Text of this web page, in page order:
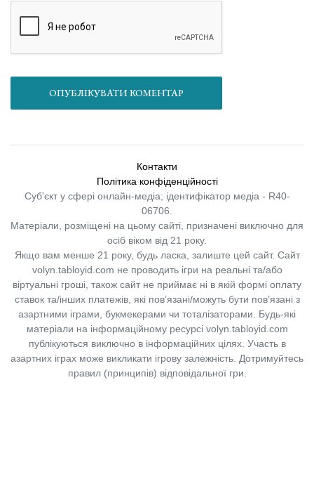
ОПУБЛІКУВАТИ КОМЕНТАР
Контакти
Політика конфіденційності
Суб'єкт у сфері онлайн-медіа; ідентифікатор медіа - R40-
06706.
Матеріали, розміщені на цьому сайті, призначені виключно для
осіб віком від 21 року.
Якщо вам менше 21 року, будь ласка, залиште цей сайт. Сайт
volyn.tabloyid.com не проводить ігри на реальні та/або
віртуальні гроші, також сайт не приймає ні в якій формі оплату
ставок та/інших платежів, які пов’язані/можуть бути пов’язані з
азартними іграми, букмекерами чи тоталізаторами. Будь-які
матеріали на інформаційному ресурсі volyn.tabloyid.com
публікуються виключно в інформаційних цілях. Участь в
азартних іграх може викликати ігрову залежність. Дотримуйтесь
правил (принципів) відповідальної гри.